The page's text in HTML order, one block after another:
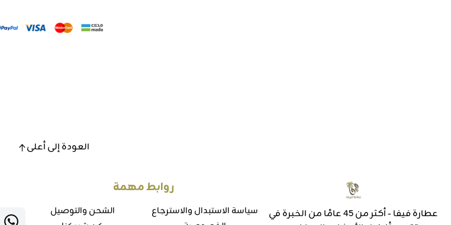
العودة إلى أعلى
عطارة فيفا - أكثر من 45 عامًا من الخبرة في
روابط مهمة
سياسة الاستبدال والاسترجاع
الشحن والتوصيل